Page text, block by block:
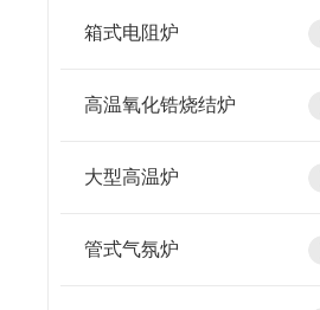
箱式电阻炉
高温氧化锆烧结炉
大型高温炉
管式气氛炉